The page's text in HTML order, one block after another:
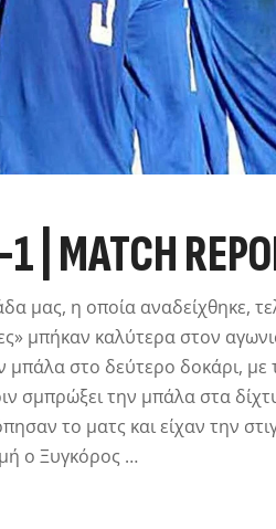
MATCH
μας, η οποία αναδείχθηκε,
μπήκαν καλύτερα στον
μπάλα στο δεύτερο δοκάρι, με
σμπρώξει την μπάλα στα
το ματς και είχαν την
ο Ξυγκόρος …